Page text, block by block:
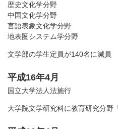
歴史文化学分野
中国文化学分野
言語表象文化学分野
地表圏システム学分野
文学部の学生定員が140名に減員
平成16年4月
国立大学法人法施行
大学院文学研究科に教育研究分野